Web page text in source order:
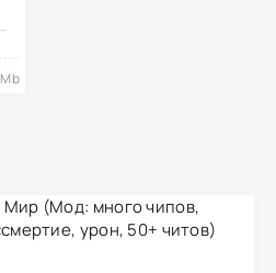
СИМУЛЯТОРЫ / ГОНКИ / КАЗУАЛЬНЫЕ / СТИЛИЗАЦИЯ / МОД / ВСТРОЕННЫЙ КЕШ / ВИД СВЕРХУ / АРКАДЫ / МАЛЕНЬКАЯ